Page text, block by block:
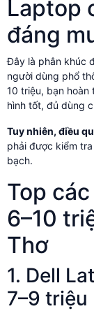
Laptop
đáng
Đây là phân khúc
người dùng phổ
10 triệu, bạn hoàn
hình tốt, đủ dùng
Tuy nhiên, điều
phải được kiểm
bạch.
Top
6–10
Thơ
1. Dell
7–9 triệu